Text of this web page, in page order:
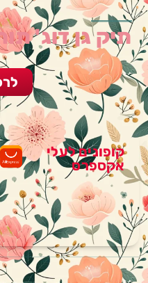
תיק גן דוג'
קופונים לעלי
אקספרס